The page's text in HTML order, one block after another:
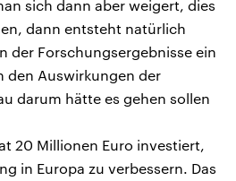
sich dann aber weigert, dies
dann entsteht natürlich
der Forschungsergebnisse ein
den Auswirkungen der
darum hätte es gehen sollen
20 Millionen Euro investiert,
in Europa zu verbessern. Das